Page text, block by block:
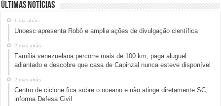
Últimas Notícias
1 dia atrás
Unoesc apresenta Robô e amplia ações de divulgação científica
2 dias atrás
Família venezuelana percorre mais de 100 km, paga aluguel
adiantado e descobre que casa de Capinzal nunca esteve disponível
2 dias atrás
Centro de ciclone fica sobre o oceano e não atinge diretamente SC,
informa Defesa Civil